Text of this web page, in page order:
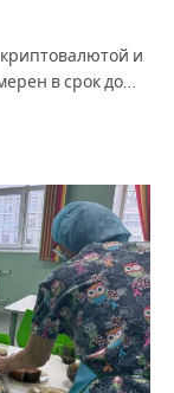
криптовалютой и
в срок до…